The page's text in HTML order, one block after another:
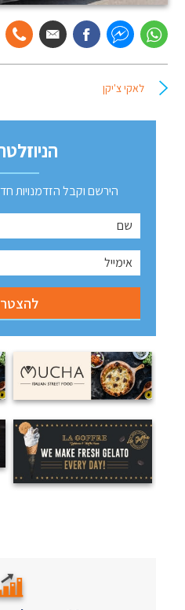
לאקי צ'יקן
הירשם וקבל הזדמנויות